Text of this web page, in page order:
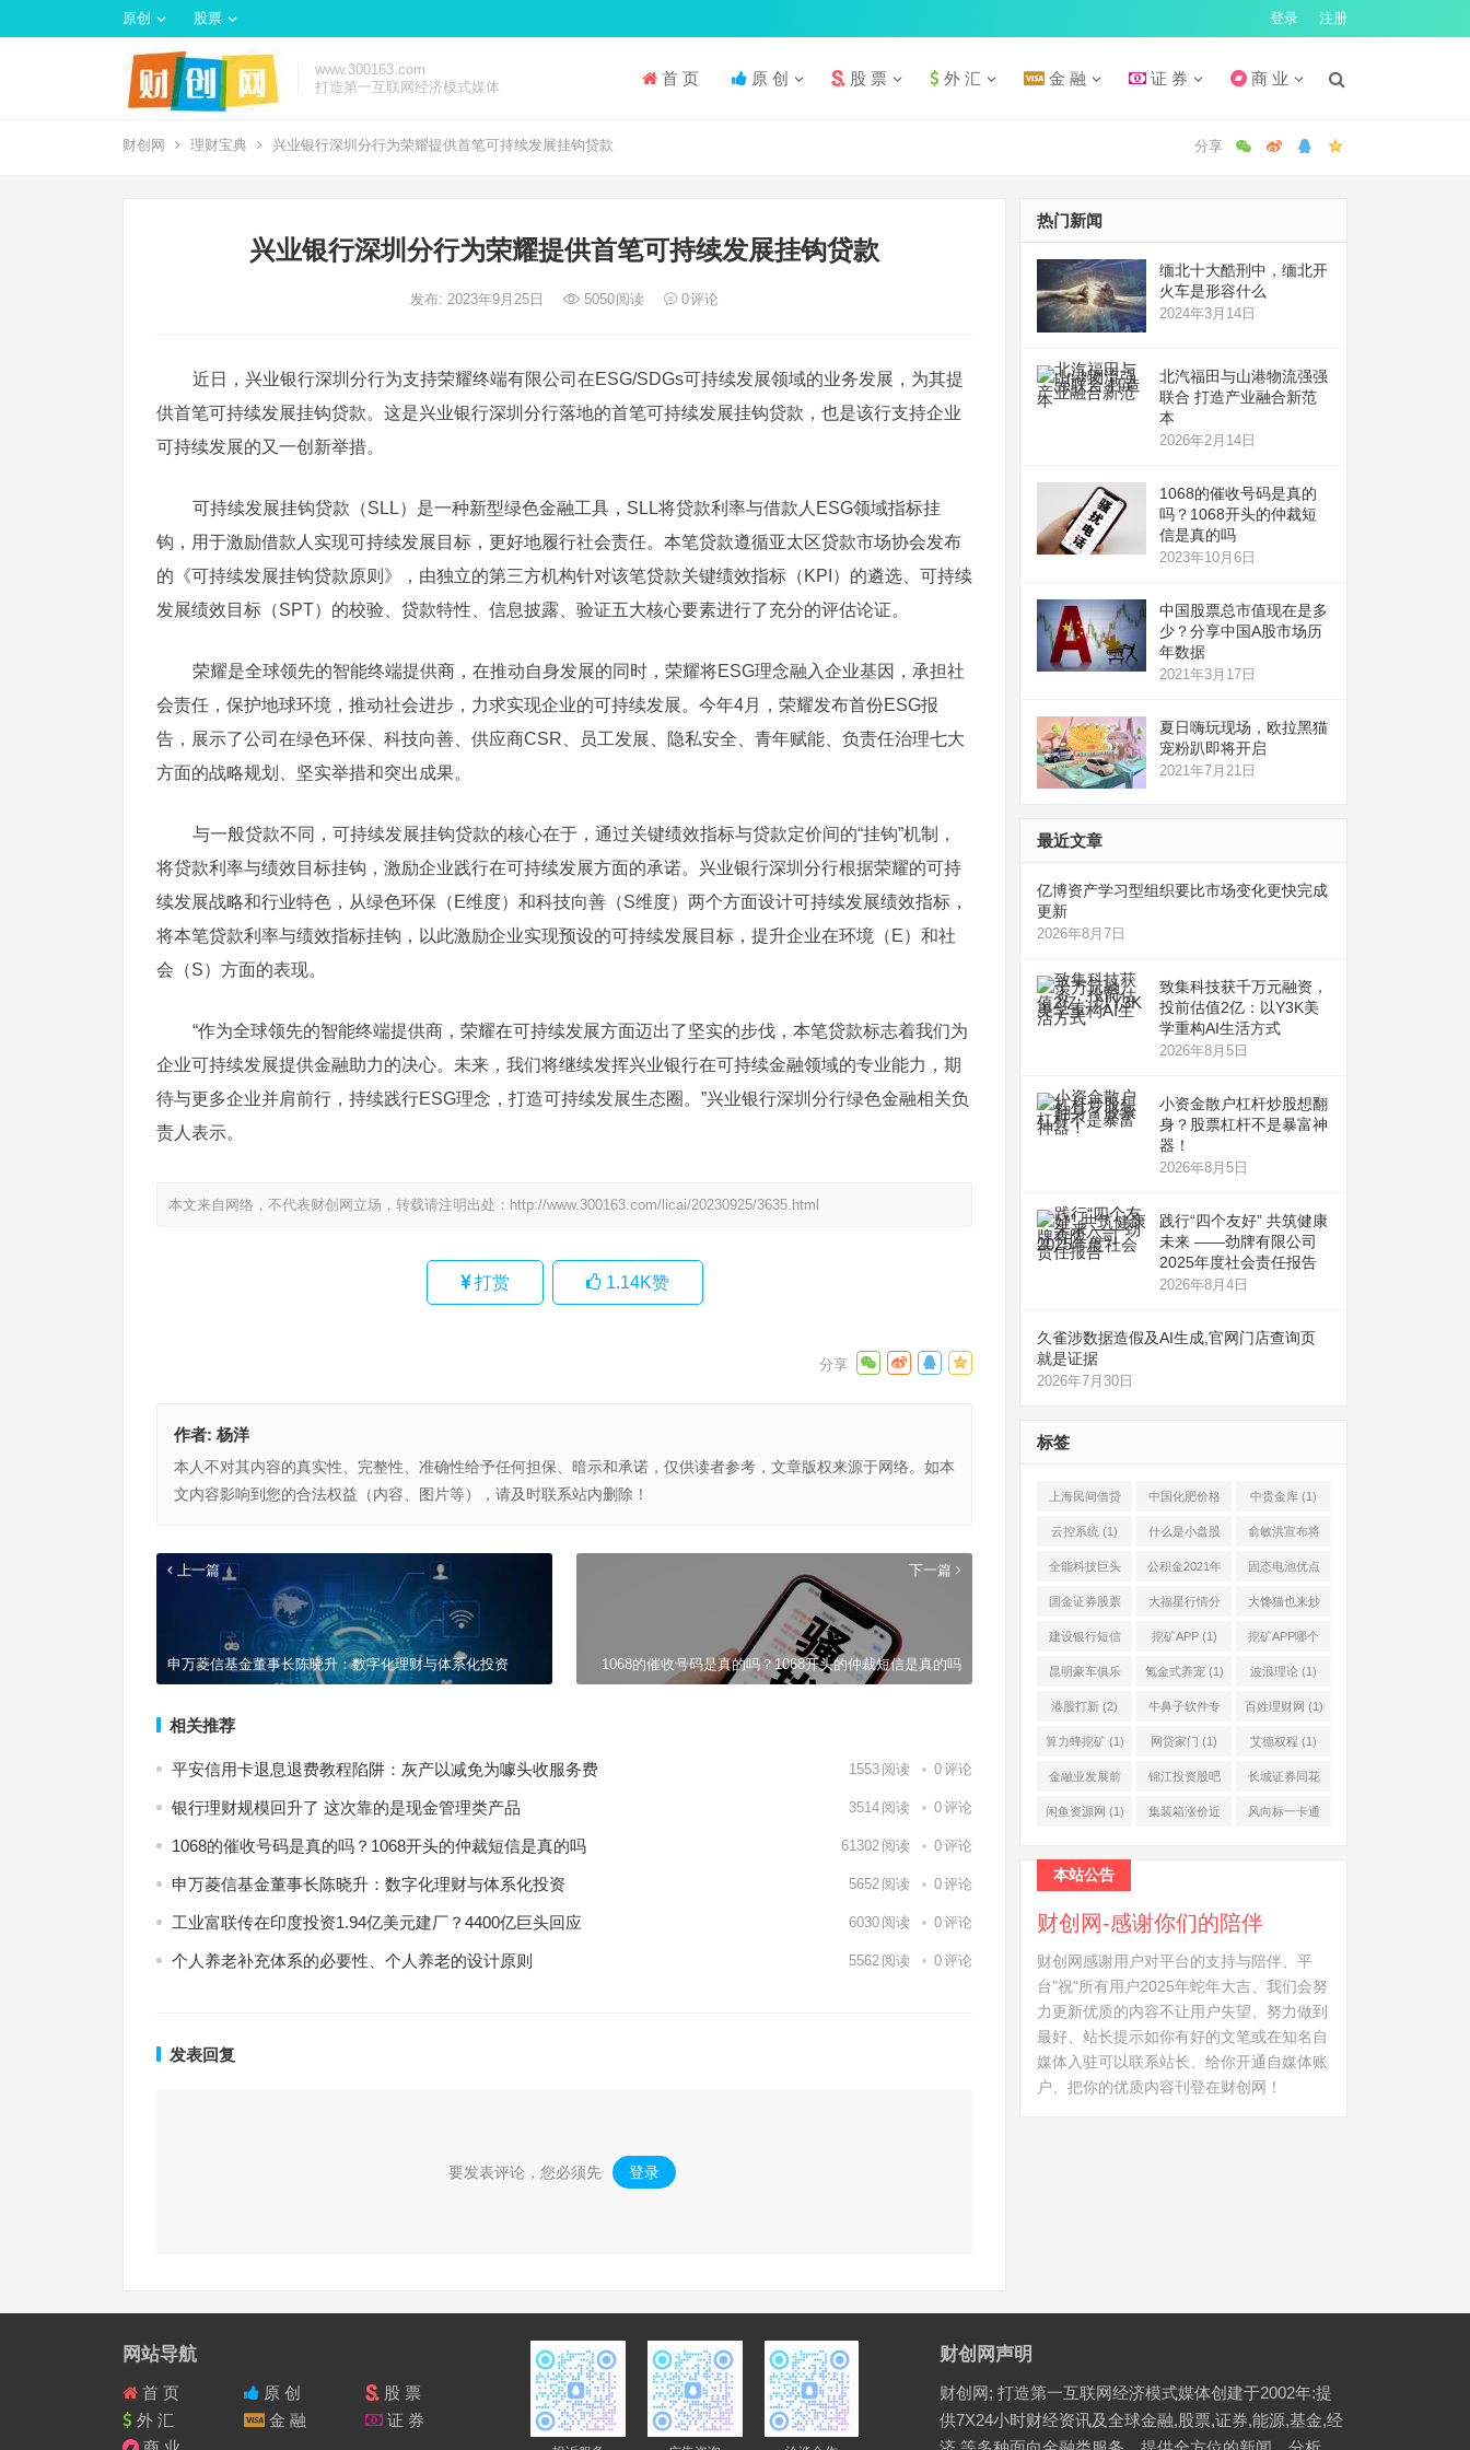
原创 股票 登录 注册
www.300163.com
打造第一互联网经济模式媒体
首 页 原 创 股 票 外 汇 金 融 证 券 商 业
财创网 理财宝典 兴业银行深圳分行为荣耀提供首笔可持续发展挂钩贷款
兴业银行深圳分行为荣耀提供首笔可持续发展挂钩贷款
发布: 2023年9月25日 5050阅读 0评论
近日，兴业银行深圳分行为支持荣耀终端有限公司在ESG/SDGs可持续发展领域的业务发展，为其提
供首笔可持续发展挂钩贷款。这是兴业银行深圳分行落地的首笔可持续发展挂钩贷款，也是该行支持企业
可持续发展的又一创新举措。
可持续发展挂钩贷款（SLL）是一种新型绿色金融工具，SLL将贷款利率与借款人ESG领域指标挂
钩，用于激励借款人实现可持续发展目标，更好地履行社会责任。本笔贷款遵循亚太区贷款市场协会发布
的《可持续发展挂钩贷款原则》，由独立的第三方机构针对该笔贷款关键绩效指标（KPI）的遴选、可持续
发展绩效目标（SPT）的校验、贷款特性、信息披露、验证五大核心要素进行了充分的评估论证。
荣耀是全球领先的智能终端提供商，在推动自身发展的同时，荣耀将ESG理念融入企业基因，承担社
会责任，保护地球环境，推动社会进步，力求实现企业的可持续发展。今年4月，荣耀发布首份ESG报
告，展示了公司在绿色环保、科技向善、供应商CSR、员工发展、隐私安全、青年赋能、负责任治理七大
方面的战略规划、坚实举措和突出成果。
与一般贷款不同，可持续发展挂钩贷款的核心在于，通过关键绩效指标与贷款定价间的“挂钩”机制，
将贷款利率与绩效目标挂钩，激励企业践行在可持续发展方面的承诺。兴业银行深圳分行根据荣耀的可持
续发展战略和行业特色，从绿色环保（E维度）和科技向善（S维度）两个方面设计可持续发展绩效指标，
将本笔贷款利率与绩效指标挂钩，以此激励企业实现预设的可持续发展目标，提升企业在环境（E）和社
会（S）方面的表现。
“作为全球领先的智能终端提供商，荣耀在可持续发展方面迈出了坚实的步伐，本笔贷款标志着我们为
企业可持续发展提供金融助力的决心。未来，我们将继续发挥兴业银行在可持续金融领域的专业能力，期
待与更多企业并肩前行，持续践行ESG理念，打造可持续发展生态圈。”兴业银行深圳分行绿色金融相关负
责人表示。
本文来自网络，不代表财创网立场，转载请注明出处： http://www.300163.com/licai/20230925/3635.html
打赏 1.14K赞
作者: 杨洋
本人不对其内容的真实性、完整性、准确性给予任何担保、暗示和承诺，仅供读者参考，文章版权来源于网络。如本
文内容影响到您的合法权益（内容、图片等），请及时联系站内删除！
上一篇
申万菱信基金董事长陈晓升：数字化理财与体系化投资
下一篇
1068的催收号码是真的吗？1068开头的仲裁短信是真的吗
相关推荐
平安信用卡退息退费教程陷阱：灰产以减免为噱头收服务费 1553 阅读 0评论
银行理财规模回升了 这次靠的是现金管理类产品 3514 阅读 0评论
1068的催收号码是真的吗？1068开头的仲裁短信是真的吗 61302 阅读 0评论
申万菱信基金董事长陈晓升：数字化理财与体系化投资 5652 阅读 0评论
工业富联传在印度投资1.94亿美元建厂？4400亿巨头回应 6030 阅读 0评论
个人养老补充体系的必要性、个人养老的设计原则 5562 阅读 0评论
发表回复
要发表评论，您必须先 登录 。
热门新闻
缅北十大酷刑中，缅北开
火车是形容什么
2024年3月14日
北汽福田与山港物流强强
联合 打造产业融合新范
本
2026年2月14日
1068的催收号码是真的
吗？1068开头的仲裁短
信是真的吗
2023年10月6日
中国股票总市值现在是多
少？分享中国A股市场历
年数据
2021年3月17日
夏日嗨玩现场，欧拉黑猫
宠粉趴即将开启
2021年7月21日
最近文章
亿博资产学习型组织要比市场变化更快完成
更新
2026年8月7日
致集科技获千万元融资，
投前估值2亿：以Y3K美
学重构AI生活方式
2026年8月5日
小资金散户杠杆炒股想翻
身？股票杠杆不是暴富神
器！
2026年8月5日
践行“四个友好” 共筑健康
未来 ——劲牌有限公司
2025年度社会责任报告
2026年8月4日
久雀涉数据造假及AI生成,官网门店查询页
就是证据
2026年7月30日
标签
上海民间借贷
公司(1)
中国化肥价格
网(1)
中贵金库 (1)
云控系统 (1) 什么是小盘股
(2)
俞敏洪宣布将
退休(1)
全能科技巨头
(1)
公积金2021年
起不允许提取
固态电池优点
(1)
国金证券股票
(2)
大福星行情分
析系统(1)
大馋猫也来炒
股票(1)
建设银行短信
服务费(1)
挖矿APP(1) 挖矿APP哪个
靠谱(1)
昆明豪车俱乐
部(1)
氪金式养宠(1) 波浪理论 (1)
港股打新 (2) 牛鼻子软件专
业版(1)
百姓理财网 (1)
算力蜂挖矿(1) 网贷家门 (1) 艾德权程 (1)
金融业发展前
景(1)
锦江投资股吧
(1)
长城证券同花
顺(1)
闲鱼资源网 (1) 集装箱涨价近 风向标一卡通
本站公告
财创网-感谢你们的陪伴
财创网感谢用户对平台的支持与陪伴、平
台"祝"所有用户2025年蛇年大吉、我们会努
力更新优质的内容不让用户失望、努力做到
最好、站长提示如你有好的文笔或在知名自
媒体入驻可以联系站长、给你开通自媒体账
户、把你的优质内容刊登在财创网！
网站导航
首 页 原 创
股 票
外 汇
金 融
证 券
财创网声明
财创网; 打造第一互联网经济模式媒体创建于2002年:提
供7X24小时财经资讯及全球金融,股票,证券,能源,基金,经